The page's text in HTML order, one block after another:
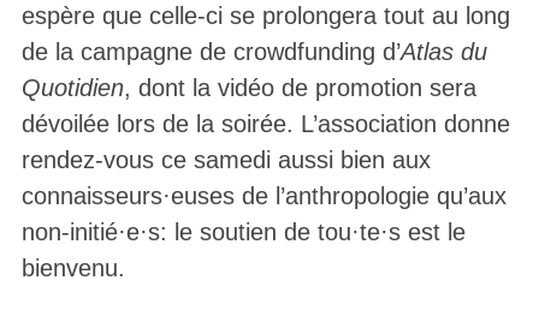
espère que celle-ci se prolongera tout au long
de la campagne de crowdfunding d’Atlas du
Quotidien, dont la vidéo de promotion sera
dévoilée lors de la soirée. L’association donne
rendez-vous ce samedi aussi bien aux
connaisseurs·euses de l’anthropologie qu’aux
non-initié·e·s: le soutien de tou·te·s est le
bienvenu.